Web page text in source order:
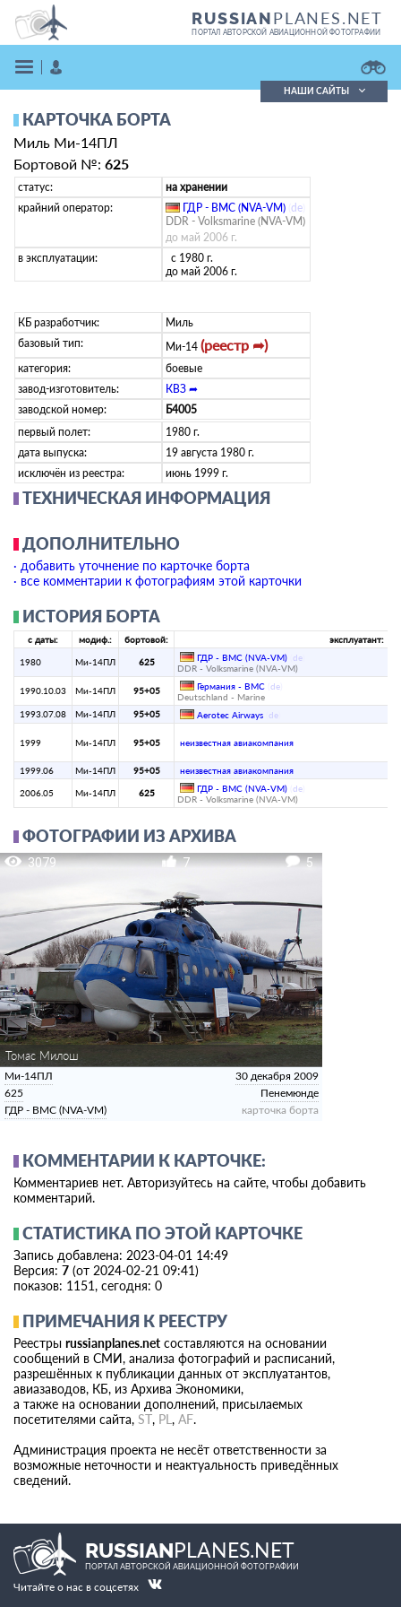
RUSSIANPLANES.NET
ПОРТАЛ АВТОРСКОЙ АВИАЦИОННОЙ ФОТОГРАФИИ
ВОЙТИ
ЗАРЕГИСТРИРОВАТЬСЯ
Поиск фотографий
НАШИ САЙТЫ
КАРТОЧКА БОРТА
Миль Ми-14ПЛ
Бортовой №: 625
статус:
на хранении
крайний оператор:
ГДР - ВМС (NVA-VM) de
DDR - Volksmarine (NVA-VM)
до май 2006 г.
в эксплуатации:
с 1980 г.
до май 2006 г.
КБ разработчик:
Миль
базовый тип:
Ми-14 (реестр ➦)
категория:
боевые
завод-изготовитель:
КВЗ ➦
заводской номер:
Б4005
первый полет:
1980 г.
дата выпуска:
19 августа 1980 г.
исключён из реестра:
июнь 1999 г.
ТЕХНИЧЕСКАЯ ИНФОРМАЦИЯ
ДОПОЛНИТЕЛЬНО
· добавить уточнение по карточке борта
· все комментарии к фотографиям этой карточки
ИСТОРИЯ БОРТА
с даты: модиф.: бортовой: эксплуатант:
1980 Ми-14ПЛ 625 ГДР - ВМС (NVA-VM) de
DDR - Volksmarine (NVA-VM)
1990.10.03 Ми-14ПЛ 95+05 Германия - ВМС de
Deutschland - Marine
1993.07.08
Ми-14ПЛ 95+05 Aerotec Airways de
1999 Ми-14ПЛ 95+05 ­неизвестная авиакомпания­
1999.06 Ми-14ПЛ 95+05 ­неизвестная авиакомпания­
2006.05 Ми-14ПЛ 625 ГДР - ВМС (NVA-VM) de
DDR - Volksmarine (NVA-VM)
ФОТОГРАФИИ ИЗ АРХИВА
3079 7 5
Томас Милош
Ми-14ПЛ
625
ГДР - ВМС (NVA-VM)
30 декабря 2009
Пенемюнде
карточка борта
КОММЕНТАРИИ К КАРТОЧКЕ:
Комментариев нет. Авторизуйтесь на сайте, чтобы добавить
комментарий.
СТАТИСТИКА ПО ЭТОЙ КАРТОЧКЕ
Запись добавлена: 2023-04-01 14:49
Версия: 7 (от 2024-02-21 09:41)
показов: 1151, сегодня: 0
ПРИМЕЧАНИЯ К РЕЕСТРУ
Реестры russianplanes.net составляются на основании
сообщений в СМИ, анализа фотографий и расписаний,
разрешённых к публикации данных от эксплуатантов,
авиазаводов, КБ, из Архива Экономики,
а также на основании дополнений, присылаемых
посетителями сайта, ST, PL , AF.
Администрация проекта не несёт ответственности за
возможные неточности и неактуальность приведённых
сведений.
RUSSIANPLANES.NET
ПОРТАЛ АВТОРСКОЙ АВИАЦИОННОЙ ФОТОГРАФИИ
Читайте о нас в соцсетях